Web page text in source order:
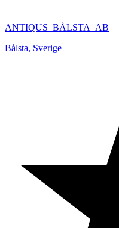
ANTIQUS_BÅLSTA_AB
Bålsta, Sverige